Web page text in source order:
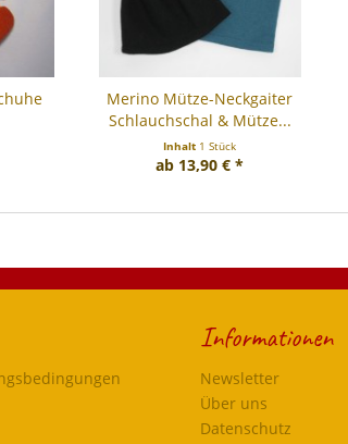
Merino Mütze-Neckgaiter
Schlauchschal & Mütze...
Inhalt 1 Stück
ab 13,90 € *
Informationen
Newsletter
Über uns
Datenschutz